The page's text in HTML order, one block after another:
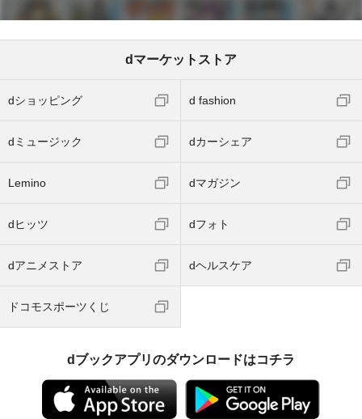
dマーケットストア
dショッピング d fashion
dミュージック dカーシェア
Lemino dマガジン
dヒッツ dフォト
dアニメストア dヘルスケア
ドコモスポーツくじ
dブックアプリのダウンロードはコチラ